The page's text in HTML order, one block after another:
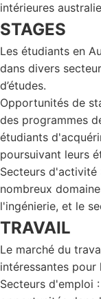
intérieures
STAGES
Les étudiants en
dans divers
d’études.
Opportunités de
des programmes
étudiants
poursuivant leurs
Secteurs d'activité
nombreux
l'ingénierie, et le
TRAVAIL
Le marché du
intéressantes
Secteurs d'emploi